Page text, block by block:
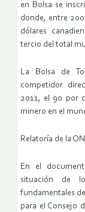
en Bolsa se
donde, entre
dólares
tercio del total
La Bolsa de
competidor
2011, el 90 por
minero en el
Relatoría de la
En el
situación de
fundamentales
para el Consejo